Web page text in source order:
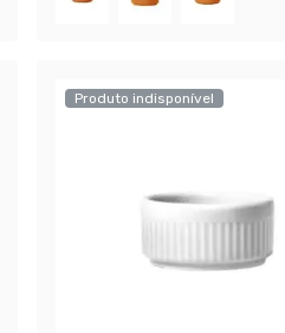
Produto indisponível